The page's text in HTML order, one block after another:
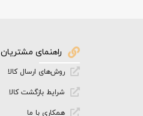
راهنمای مشتریان
روش‌های ارسال کالا
شرایط بازگشت کالا
همکاری با ما